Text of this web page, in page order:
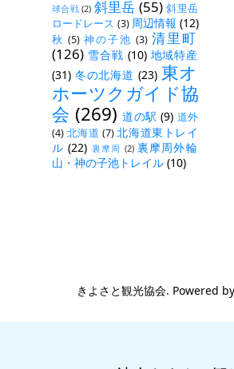
球合戦 (2) 斜里岳 (55) 斜里岳
ロードレース (3) 周辺情報 (12)
秋 (5) 神の子池 (3) 清里町
(126) 雪合戦 (10) 地域特産
(31) 冬の北海道 (23) 東オ
ホーツクガイド協
会 (269) 道の駅 (9) 道外
(4) 北海道 (7) 北海道東トレイ
ル (22) 裏摩周 (2) 裏摩周外輪
山・神の子池トレイル (10)
きよさと観光協会. Powered by